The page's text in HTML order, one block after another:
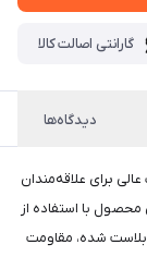
گارانتی اصالت کالا
دیدگاه‌ها
یک انتخاب عالی برای علاقه‌مندان
با استفاده از
شده، مقاومت